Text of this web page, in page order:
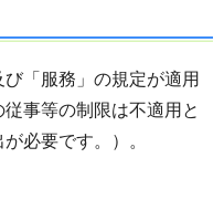
「服務」の規定が適用
事等の制限は不適用と
必要です。）。